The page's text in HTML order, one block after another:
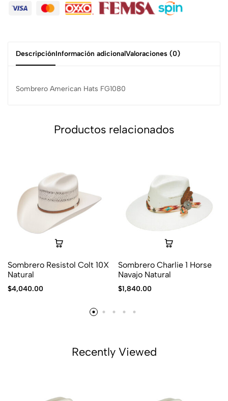
DescripciónInformación adicionalValoraciones (0)
Sombrero American Hats FG1080
Productos relacionados
Sombrero Resistol Colt 10X
Natural
$4,040.00
Sombrero Charlie 1 Horse
Navajo Natural
$1,840.00
Recently Viewed